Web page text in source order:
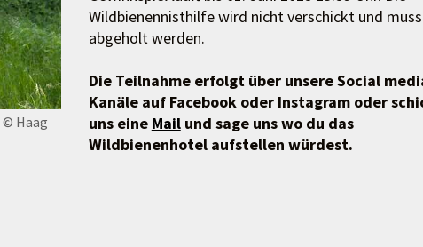
© Haag
Wildbienennisthilfe wird nicht verschickt und muss
abgeholt werden.
Die Teilnahme erfolgt über unsere Social
Kanäle auf Facebook oder Instagram oder
uns eine Mailund sage uns wo du das
Wildbienenhotel aufstellen würdest.